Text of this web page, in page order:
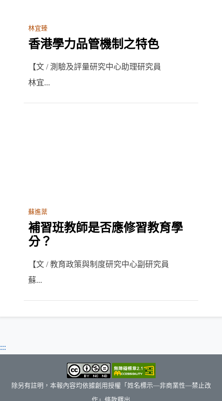
林宜臻
香港學力品管機制之特色
【文 / 測驗及評量研究中心助理研究員
林宜...
蘇進棻
補習班教師是否應修習教育學
分？
【文 / 教育政策與制度研究中心副研究員
蘇...
:::
除另有註明，本報內容均依據創用授權「姓名標示—非商業性—禁止改